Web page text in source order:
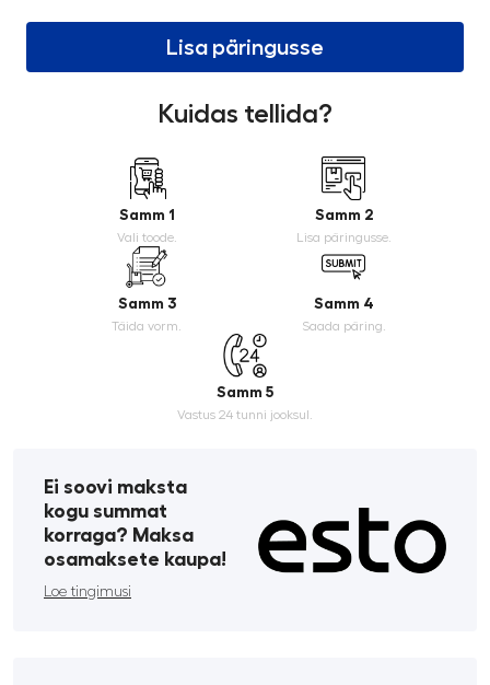
Lisa päringusse
Kuidas tellida?
Samm 1
Vali toode.
Samm 2
Lisa päringusse.
Samm 3
Täida vorm.
Samm 4
Saada päring.
Samm 5
Vastus 24 tunni jooksul.
Ei soovi maksta
kogu summat
korraga? Maksa
osamaksete kaupa!
Loe tingimusi